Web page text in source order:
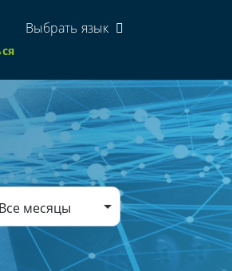
Выбрать язык
Все месяцы